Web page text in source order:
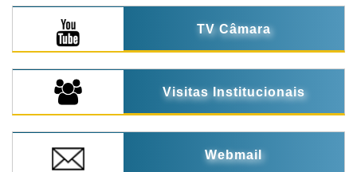
TV Câmara
Visitas Institucionais
Webmail